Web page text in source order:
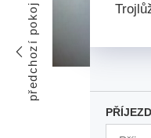
předchozí pokoj
PŘÍJEZD